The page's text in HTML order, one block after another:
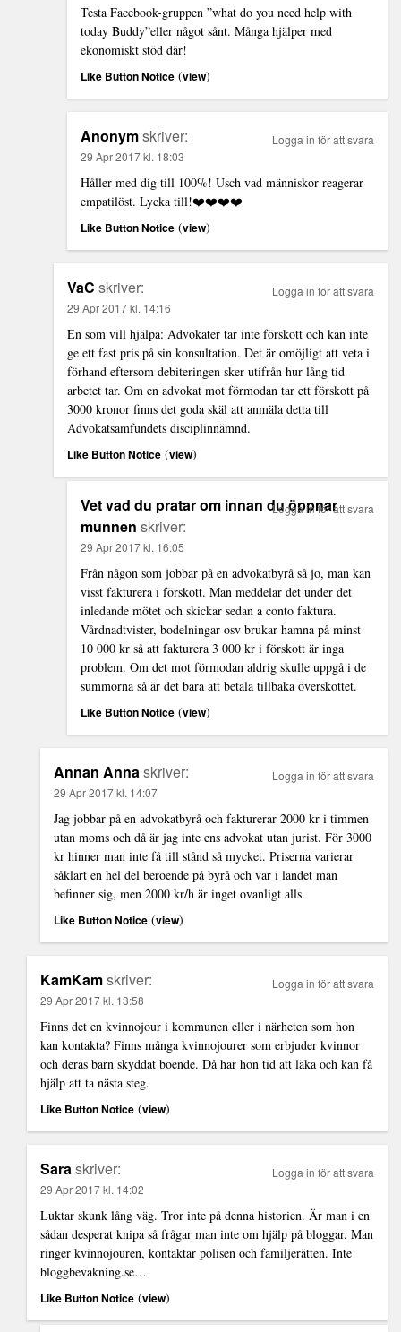
Testa Facebook-gruppen ”what do you need help with
today Buddy”eller något sånt. Många hjälper med
ekonomiskt stöd där!
Like Button Notice (view)
Anonymskriver:
29 Apr 2017 kl. 18:03
Håller med dig till 100%! Usch vad människor reagerar
empatilöst. Lycka till!❤️❤️❤️❤️
Like Button Notice (view)
Logga in för att svara
VaC skriver:
29 Apr 2017 kl. 14:16
En som vill hjälpa: Advokater tar inte förskott och kan inte
ge ett fast pris på sin konsultation. Det är omöjligt att veta i
förhand eftersom debiteringen sker utifrån hur lång tid
arbetet tar. Om en advokat mot förmodan tar ett förskott på
3000 kronor finns det goda skäl att anmäla detta till
Advokatsamfundets disciplinnämnd.
Like Button Notice (view)
Logga in för att svara
Vet vad du pratar om innan du öppnar
munnen skriver:
29 Apr 2017 kl. 16:05
Från någon som jobbar på en advokatbyrå så jo, man kan
visst fakturera i förskott. Man meddelar det under det
inledande mötet och skickar sedan a conto faktura.
Vårdnadtvister, bodelningar osv brukar hamna på minst
10 000 kr så att fakturera 3 000 kr i förskott är inga
problem. Om det mot förmodan aldrig skulle uppgå i de
summorna så är det bara att betala tillbaka överskottet.
Like Button Notice (view)
Logga in för att svara
Annan Annaskriver:
29 Apr 2017 kl. 14:07
Jag jobbar på en advokatbyrå och fakturerar 2000 kr i timmen
utan moms och då är jag inte ens advokat utan jurist. För 3000
kr hinner man inte få till stånd så mycket. Priserna varierar
såklart en hel del beroende på byrå och var i landet man
befinner sig, men 2000 kr/h är inget ovanligt alls.
Like Button Notice (view)
Logga in för att svara
KamKamskriver:
29 Apr 2017 kl. 13:58
Finns det en kvinnojour i kommunen eller i närheten som hon
kan kontakta? Finns många kvinnojourer som erbjuder kvinnor
och deras barn skyddat boende. Då har hon tid att läka och kan få
hjälp att ta nästa steg.
Like Button Notice (view)
Logga in för att svara
Saraskriver:
29 Apr 2017 kl. 14:02
Luktar skunk lång väg. Tror inte på denna historien. Är man i en
sådan desperat knipa så frågar man inte om hjälp på bloggar. Man
ringer kvinnojouren, kontaktar polisen och familjerätten. Inte
bloggbevakning.se…
Like Button Notice (view)
Logga in för att svara